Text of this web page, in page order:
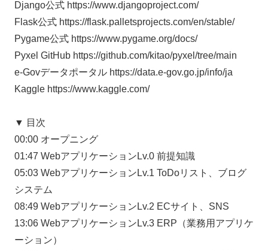
Django公式 https://www.djangoproject.com/
Flask公式 https://flask.palletsprojects.com/en/stable/
Pygame公式 https://www.pygame.org/docs/
Pyxel GitHub https://github.com/kitao/pyxel/tree/main
e-Govデータポータル https://data.e-gov.go.jp/info/ja
Kaggle https://www.kaggle.com/
▼ 目次
00:00 オープニング
01:47 WebアプリケーションLv.0 前提知識
05:03 WebアプリケーションLv.1 ToDoリスト、ブログ
システム
08:49 WebアプリケーションLv.2 ECサイト、SNS
13:06 WebアプリケーションLv.3 ERP（業務用アプリケ
ーション）